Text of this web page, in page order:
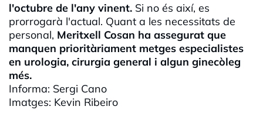
l'octubre de l'any vinent. Si no és així, es
prorrogarà l'actual. Quant a les necessitats de
personal, Meritxell Cosan ha assegurat que
manquen prioritàriament metges especialistes
en urologia, cirurgia general i algun ginecòleg
més.
Informa: Sergi Cano
Imatges: Kevin Ribeiro